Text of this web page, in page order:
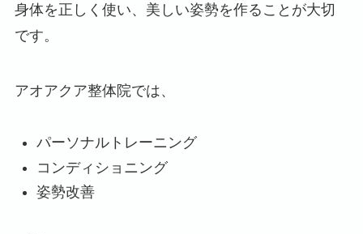
身体を正しく使い、美しい姿勢を作ることが大切
です。
アオアクア整体院では、
パーソナルトレーニング
コンディショニング
姿勢改善